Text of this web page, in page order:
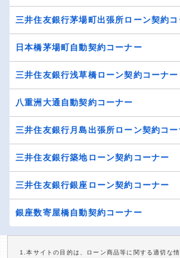
三井住友銀行茅場町出張所ローン契約
日本橋茅場町自動契約コーナー
三井住友銀行浅草橋ローン契約コーナー
八重洲大通自動契約コーナー
三井住友銀行月島出張所ローン契約コー
三井住友銀行築地ローン契約コーナー
三井住友銀行銀座ローン契約コーナー
銀座数寄屋橋自動契約コーナー
1.本サイトの目的は、ローン商品等に関する適切な